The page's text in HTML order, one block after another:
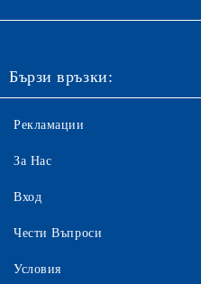
Бързи връзки:
Рекламации
За Нас
Вход
Чести Въпроси
Условия